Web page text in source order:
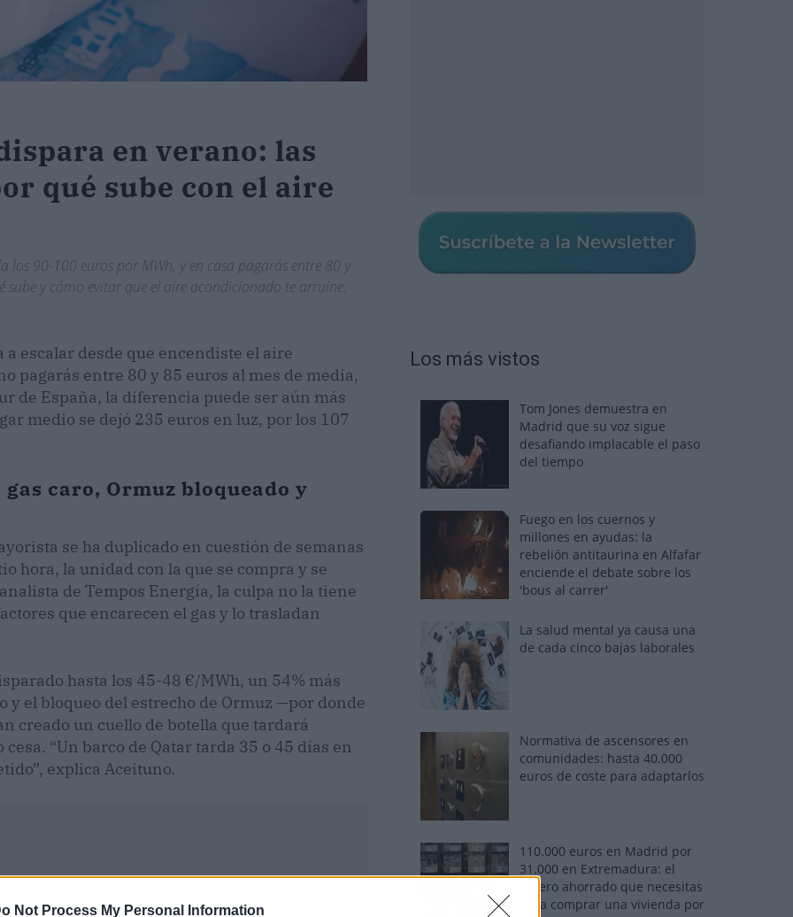
Not Process My Personal Information
en verano: las
qué sube con el aire
90-100 euros por MWh, y en casa pagarás entre 80 y
sube y cómo evitar que el aire acondicionado te arruine.
escalar desde que encendiste el aire
pagarás entre 80 y 85 euros al mes de media,
de España, la diferencia puede ser aún más
medio se dejó 235 euros en luz, por los 107
caro, Ormuz bloqueado y
se ha duplicado en cuestión de semanas
hora, la unidad con la que se compra y se
de Tempos Energía, la culpa no la tiene
que encarecen el gas y lo trasladan
hasta los 45-48 €/MWh, un 54% más
y el bloqueo del estrecho de Ormuz —por donde
creado un cuello de botella que tardará
“Un barco de Qatar tarda 35 o 45 días en
explica Aceituno.
Los más vistos
Tom Jones demuestra en
Madrid que su voz sigue
desafiando implacable el paso
del tiempo
Fuego en los cuernos y
millones en ayudas: la
rebelión antitaurina en Alfafar
enciende el debate sobre los
'bous al carrer'
La salud mental ya causa una
de cada cinco bajas laborales
Normativa de ascensores en
comunidades: hasta 40.000
euros de coste para adaptarlos
110.000 euros en Madrid por
31.000 en Extremadura: el
dinero ahorrado que necesitas
para comprar una vivienda por